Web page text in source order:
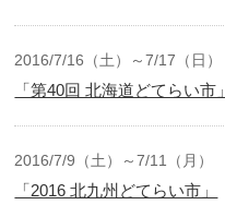
2016/7/16（土）～7/17（日）
「第40回 北海道どてらい市」
2016/7/9（土）～7/11（月）
「2016 北九州どてらい市」